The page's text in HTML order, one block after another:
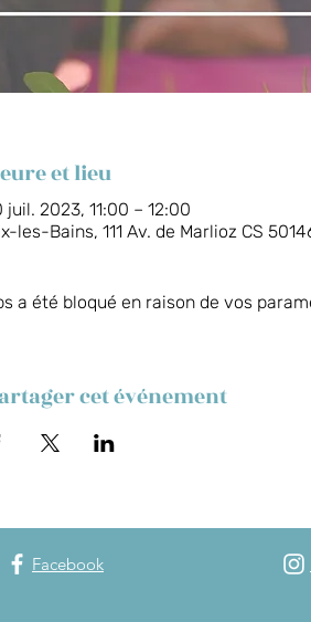
et lieu
juil. 2023, 11:00 – 12:00
les-Bains, 111 Av. de Marlioz CS
a été bloqué en raison de vos
cet événement
Facebook